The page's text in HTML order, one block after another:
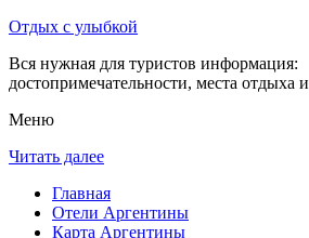
Отдых с улыбкой
Вся нужная для туристов информация:
достопримечательности, места отдыха
Меню
Читать далее
Главная
Отели Аргентины
Карта Аргентины